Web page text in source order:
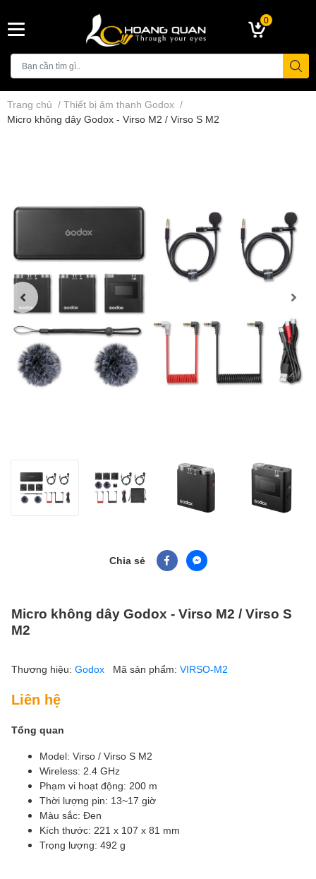
0
Trang chủ / Thiết bị âm thanh Godox /
Micro không dây Godox - Virso M2 / Virso S M2
Chia sẻ
Micro không dây Godox - Virso M2 / Virso S
M2
Thương hiệu: Godox Mã sản phẩm: VIRSO-M2
Liên hệ
Tổng quan
Model: Virso / Virso S M2
Wireless: 2.4 GHz
Phạm vi hoạt động: 200 m
Thời lượng pin: 13~17 giờ
Màu sắc: Đen
Kích thước: 221 x 107 x 81 mm
Trọng lượng: 492 g